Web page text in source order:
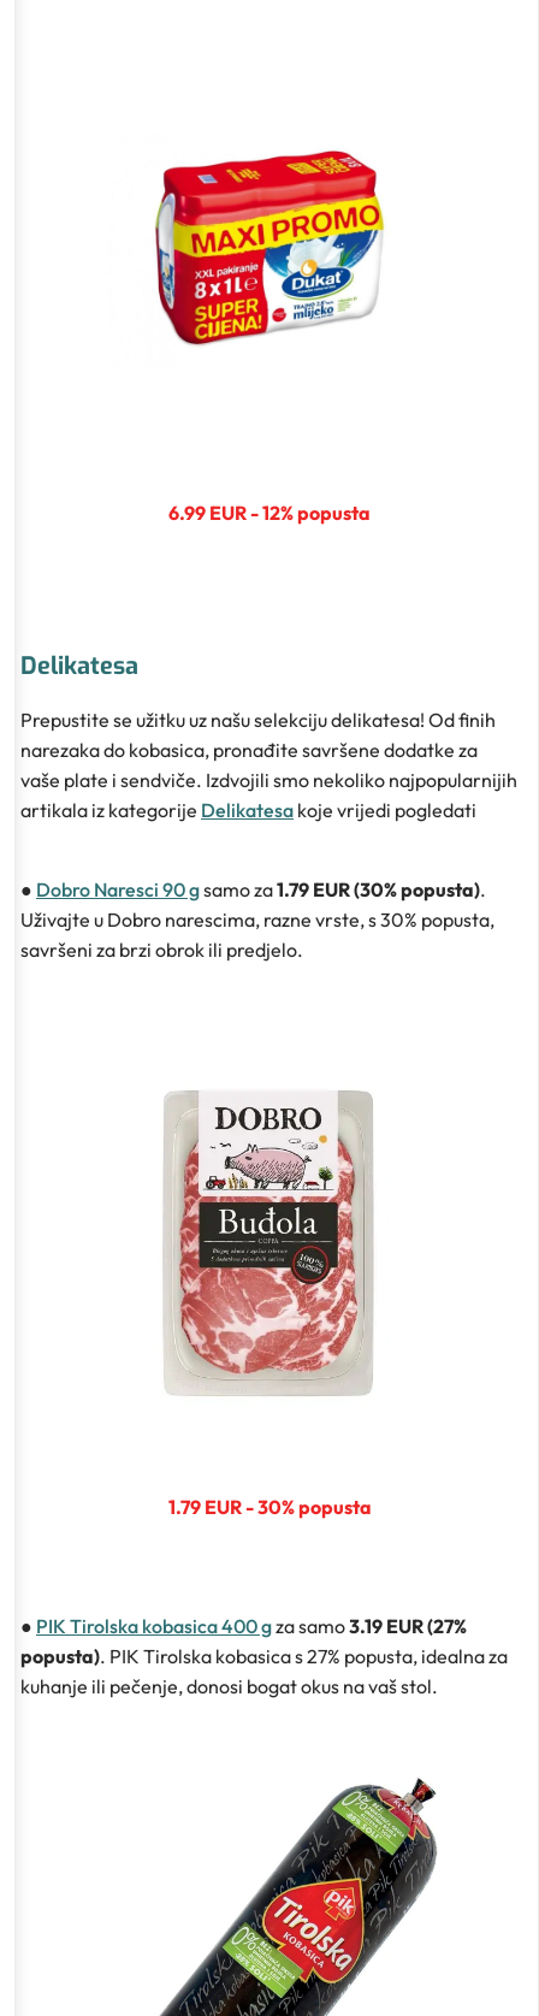
6.99 EUR - 12% popusta
Delikatesa
Prepustite se užitku uz našu selekciju delikatesa! Od finih
narezaka do kobasica, pronađite savršene dodatke za
vaše plate i sendviče. Izdvojili smo nekoliko najpopularnijih
artikala iz kategorije Delikatesa koje vrijedi pogledati
● Dobro Naresci 90 gsamo za1.79 EUR (30% popusta).
Uživajte u Dobro narescima, razne vrste, s 30% popusta,
savršeni za brzi obrok ili predjelo.
1.79 EUR - 30% popusta
● PIK Tirolska kobasica 400 gza samo3.19 EUR (27%
popusta). PIK Tirolska kobasica s 27% popusta, idealna za
kuhanje ili pečenje, donosi bogat okus na vaš stol.